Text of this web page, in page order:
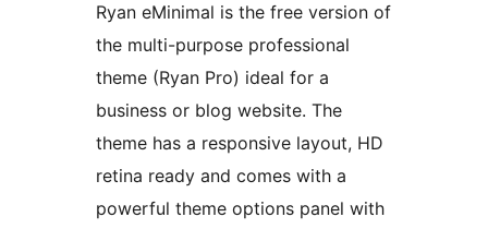
Ryan eMinimal is the free version of
the multi-purpose professional
theme (Ryan Pro) ideal for a
business or blog website. The
theme has a responsive layout, HD
retina ready and comes with a
powerful theme options panel with